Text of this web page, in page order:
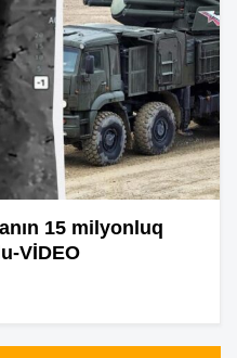
15 milyonluq
VİDEO